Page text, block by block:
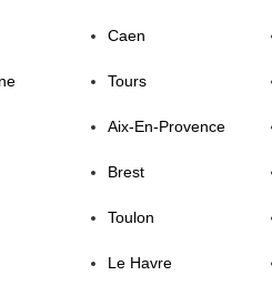
Caen
Tours
Aix-En-Provence
Brest
Toulon
Le Havre